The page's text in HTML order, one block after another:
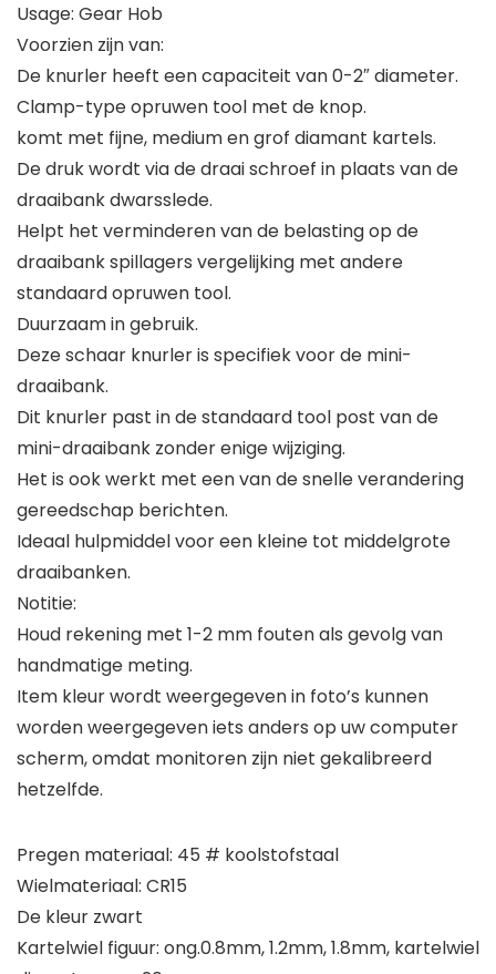
Usage: Gear Hob
Voorzien zijn van:
De knurler heeft een capaciteit van 0-2″ diameter.
Clamp-type opruwen tool met de knop.
komt met fijne, medium en grof diamant kartels.
De druk wordt via de draai schroef in plaats van de
draaibank dwarsslede.
Helpt het verminderen van de belasting op de
draaibank spillagers vergelijking met andere
standaard opruwen tool.
Duurzaam in gebruik.
Deze schaar knurler is specifiek voor de mini-
draaibank.
Dit knurler past in de standaard tool post van de
mini-draaibank zonder enige wijziging.
Het is ook werkt met een van de snelle verandering
gereedschap berichten.
Ideaal hulpmiddel voor een kleine tot middelgrote
draaibanken.
Notitie:
Houd rekening met 1-2 mm fouten als gevolg van
handmatige meting.
Item kleur wordt weergegeven in foto’s kunnen
worden weergegeven iets anders op uw computer
scherm, omdat monitoren zijn niet gekalibreerd
hetzelfde.
Pregen materiaal: 45 # koolstofstaal
Wielmateriaal: CR15
De kleur zwart
Kartelwiel figuur: ong.0.8mm, 1.2mm, 1.8mm, kartelwiel